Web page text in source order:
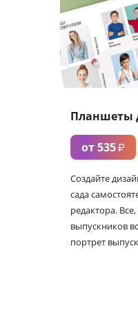
Планшеты
от 535₽
Создайте
сада
редактора.
выпускников
портрет